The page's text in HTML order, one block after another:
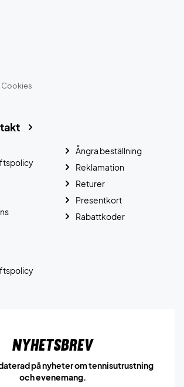
Cookies
Ångra beställning
Reklamation
Returer
Presentkort
Rabattkoder
Nyhetsbrev
på nyheter om tennisutrustning
och evenemang.